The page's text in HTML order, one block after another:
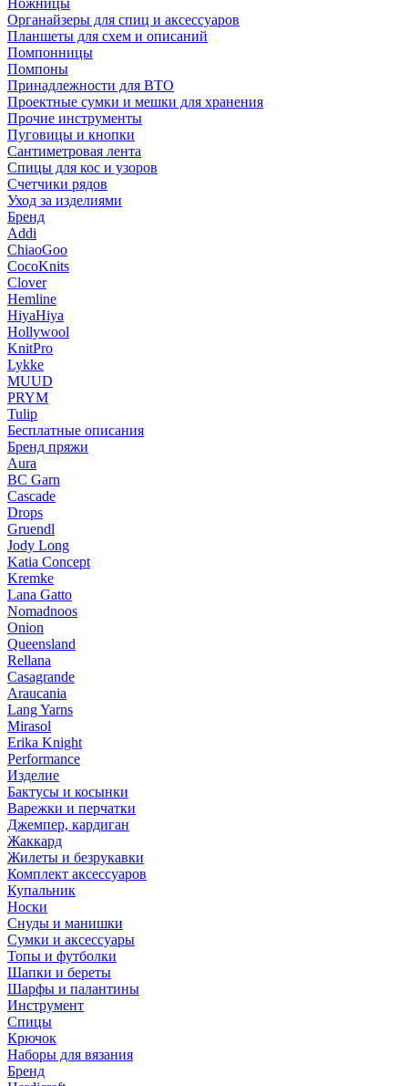
Ножницы
Органайзеры для спиц и аксессуаров
Планшеты для схем и описаний
Помпонницы
Помпоны
Принадлежности для ВТО
Проектные сумки и мешки для хранения
Прочие инструменты
Пуговицы и кнопки
Сантиметровая лента
Спицы для кос и узоров
Счетчики рядов
Уход за изделиями
Бренд
Addi
ChiaoGoo
CocoKnits
Clover
Hemline
HiyaHiya
Hollywool
KnitPro
Lykke
MUUD
PRYM
Tulip
Бесплатные описания
Бренд пряжи
Aura
BC Garn
Cascade
Drops
Gruendl
Jody Long
Katia Concept
Kremke
Lana Gatto
Nomadnoos
Onion
Queensland
Rellana
Casagrande
Araucania
Lang Yarns
Mirasol
Erika Knight
Performance
Изделие
Бактусы и косынки
Варежки и перчатки
Джемпер, кардиган
Жаккард
Жилеты и безрукавки
Комплект аксессуаров
Купальник
Носки
Снуды и манишки
Сумки и аксессуары
Топы и футболки
Шапки и береты
Шарфы и палантины
Инструмент
Спицы
Крючок
Наборы для вязания
Бренд